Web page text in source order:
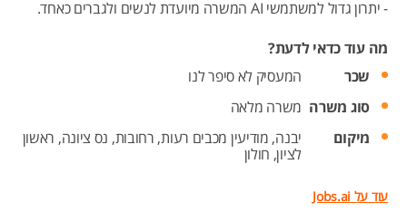
- יתרון גדול למשתמשי AI המשרה מיועדת לנשים ולגברים כאחד.
מה עוד כדאי לדעת?
שכר
המעסיק לא סיפר לנו
סוג משרה משרה מלאה
מיקום
יבנה, מודיעין מכבים רעות, רחובות, נס ציונה, ראשון
לציון, חולון
עוד על Jobs.ai